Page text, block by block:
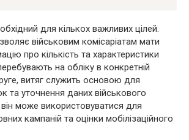
для кількох важливих цілей.
військовим комісаріатам мати
про кількість та характеристики
на обліку в конкретній
витяг служить основою для
та уточнення даних військового
може використовуватися для
кампаній та оцінки мобілізаційного